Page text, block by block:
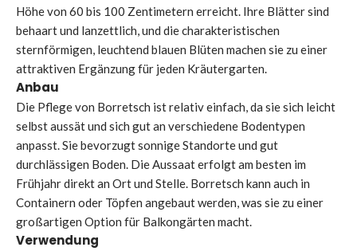
Höhe von 60 bis 100 Zentimetern erreicht. Ihre Blätter sind
behaart und lanzettlich, und die charakteristischen
sternförmigen, leuchtend blauen Blüten machen sie zu einer
attraktiven Ergänzung für jeden Kräutergarten.
Anbau
Die Pflege von Borretsch ist relativ einfach, da sie sich leicht
selbst aussät und sich gut an verschiedene Bodentypen
anpasst. Sie bevorzugt sonnige Standorte und gut
durchlässigen Boden. Die Aussaat erfolgt am besten im
Frühjahr direkt an Ort und Stelle. Borretsch kann auch in
Containern oder Töpfen angebaut werden, was sie zu einer
großartigen Option für Balkongärten macht.
Verwendung